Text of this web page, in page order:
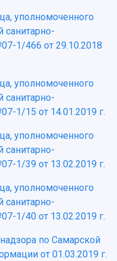
уполномоченного
санитарно-
1/466 от 29.10.2018
уполномоченного
санитарно-
1/15 от 14.01.2019 г.
уполномоченного
санитарно-
1/39 от 13.02.2019 г.
уполномоченного
санитарно-
1/40 от 13.02.2019 г.
по Самарской
от 01.03.2019 г.